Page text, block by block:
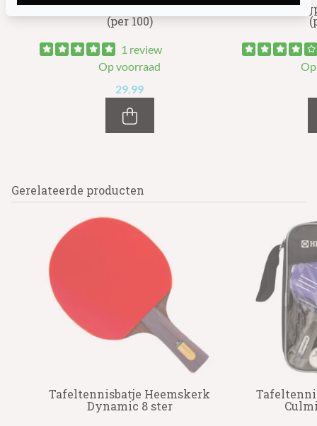
Zwarte Pingpongballetjes Fun
(per 100)
1 review
Op voorraad
29.99
Witte
Gerelateerde producten
Tafeltennisbatje Heemskerk
Dynamic 8 ster